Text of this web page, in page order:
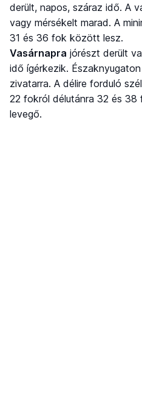
derült, napos, száraz idő. A
vagy mérsékelt marad. A
31 és 36 fok között lesz.
Vasárnapra jórészt derült
idő ígérkezik.
zivatarra. A délire forduló
22 fokról délutánra 32 és 38
levegő.